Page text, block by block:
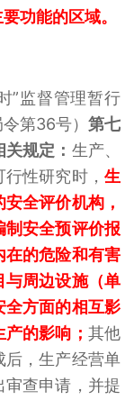
功能的区域。
”监督管理暂行
第36号） 第七
规定： 生产、
性研究时， 生
全评价机构，
制安全预评价报
在的危险和有害
与周边设施（单
全方面的相互影
的影响； 其他
后，生产经营单
查申请，并提